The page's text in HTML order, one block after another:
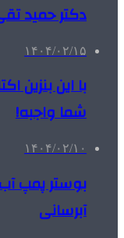
دکتر حمید
۱۴۰۴/۰۲/۱۵
با این
شما واجبه!
۱۴۰۴/۰۲/۱۰
بوستر پمپ
آبرسانی